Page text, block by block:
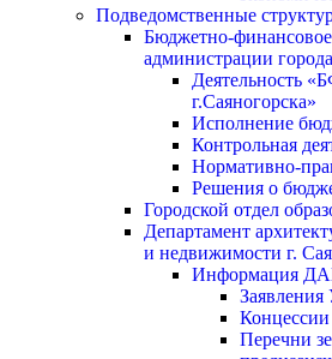
Подведомственные
Бюджетно-
администрации
Деятельность
г.Саяногорска»
Исполнение
Контрольная
Нормативно-
Решения о
Городской отдел
Департамент
и недвижимости г.
Информация
Концессии
Перечни